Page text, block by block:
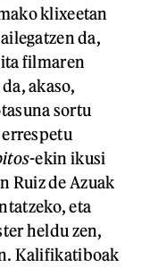
klixeetan
da,
filmaren
akaso,
sortu
-ekin ikusi
Ruiz de Azuak
eta
heldu zen,
Kalifikatiboak